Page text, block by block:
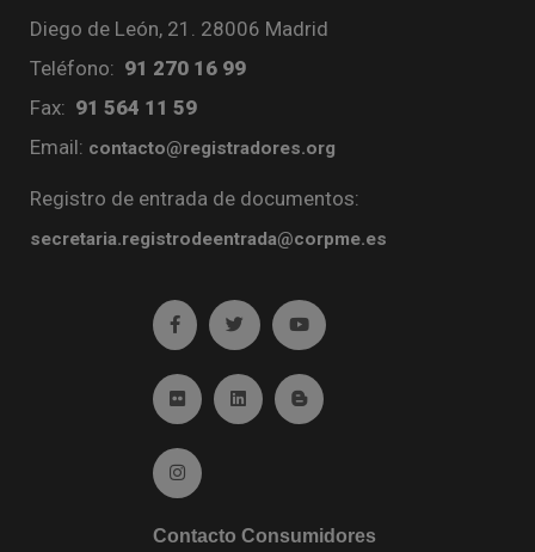
Diego de León, 21. 28006 Madrid
Teléfono: 91 270 16 99
Fax: 91 564 11 59
Email: contacto@registradores.org
Registro de entrada de documentos:
secretaria.registrodeentrada@corpme.es
Ir a facebook (abre en ventana nueva)
Ir a twitter (abre en ventana nueva)
Ir a YouTube (abre en
Ir a Flickr (abre en ventana nueva)
Ir a Linkedin (abre en ventana nueva)
Ir al Blog (abre en ventana
Ir a Instagram (abre en ventana nueva)
Contacto Consumidores